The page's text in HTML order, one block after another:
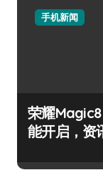
手机新闻
荣耀
能开启，资